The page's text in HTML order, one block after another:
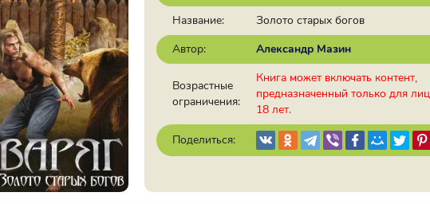
Название:
Золото старых богов
Автор:
Александр Мазин
Возрастные
ограничения:
Книга может включать контент,
предназначенный только для
18 лет.
Поделиться: